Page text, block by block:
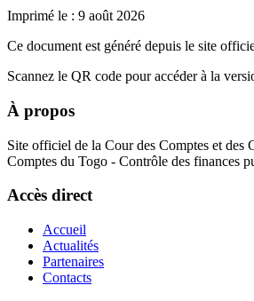
Imprimé le : 9 août 2026
Ce document est généré depuis le site
Scannez le QR code pour accéder à la
À propos
Site officiel de la Cour des Comptes et des
Comptes du Togo - Contrôle des finances
Accès direct
Accueil
Actualités
Partenaires
Contacts